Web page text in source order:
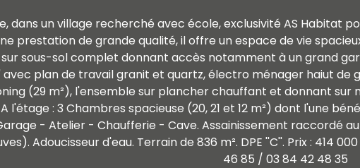
dans un village recherché avec école, exclusivité AS Habitat
prestation de grande qualité, il offre un espace de vie
sous-sol complet donnant accès notamment à un grand
plan de travail granit et quartz, électro ménager haiut de
(29 m²), l'ensemble sur plancher chauffant et donnant
l'étage : 3 Chambres spacieuse (20, 21 et 12 m²) dont l'une
- Atelier - Chaufferie - Cave. Assainissement raccordé
Adoucisseur d'eau. Terrain de 836 m². DPE ''C''. Prix : 414
46 85 / 03 84 42 48 35